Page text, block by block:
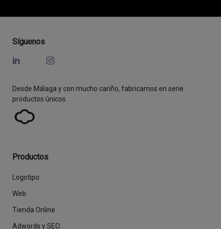
Síguenos
Desde Málaga y con mucho cariño, fabricamos en serie
productos únicos.
Productos
Logotipo
Web
Tienda Online
Adwords y SEO